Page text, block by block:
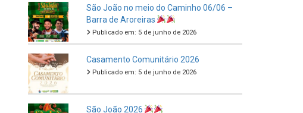
São João no meio do Caminho 06/06 –
Barra de Aroreiras
Publicado em: 5 de junho de 2026
Casamento Comunitário 2026
Publicado em: 5 de junho de 2026
São João 2026